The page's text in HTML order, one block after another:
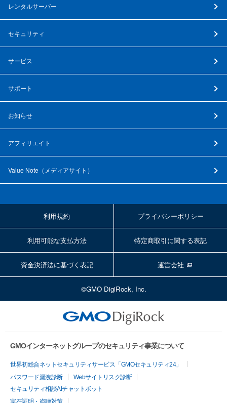
レンタルサーバー
セキュリティ
サービス
サポート
お知らせ
アフィリエイト
Value Note（ メディアサイト ）
利用規約 プライバシーポリシー
利用可能な支払方法 特定商取引に関する表記
資金決済法に基づく表記 運営会社
©GMO DigiRock, Inc.
GMOインターネットグループのセキュリティ事業について
世界初総合ネットセキュリティサービス「GMOセキュリティ24」
パスワード漏洩診断
Webサイトリスク診断
セキュリティ相談AIチャットボット
実在証明・盗聴対策